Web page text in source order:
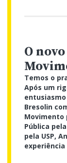
O
Temos o
Após um
Bresolin
Movimento
Pública
pela USP,
experiência